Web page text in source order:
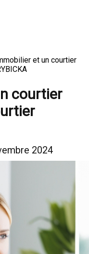
et un courtier
courtier
2024